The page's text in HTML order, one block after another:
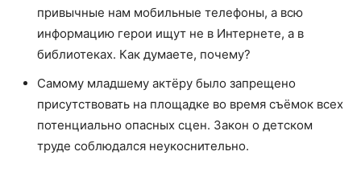
привычные нам мобильные телефоны, а всю
информацию герои ищут не в Интернете, а в
библиотеках. Как думаете, почему?
Самому младшему актёру было запрещено
присутствовать на площадке во время съёмок всех
потенциально опасных сцен. Закон о детском
труде соблюдался неукоснительно.